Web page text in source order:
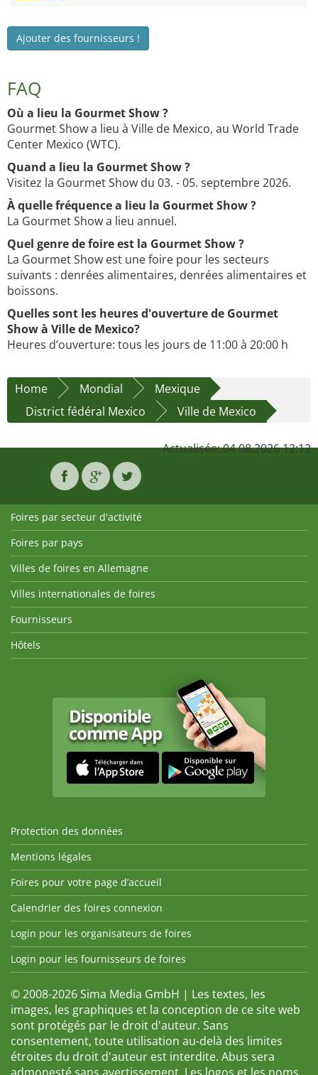
Ajouter des fournisseurs !
FAQ
Où a lieu la Gourmet Show ?
Gourmet Show a lieu à Ville de Mexico, au World Trade
Center Mexico (WTC).
Quand a lieu la Gourmet Show ?
Visitez la Gourmet Show du 03. - 05. septembre 2026.
À quelle fréquence a lieu la Gourmet Show ?
La Gourmet Show a lieu annuel.
Quel genre de foire est la Gourmet Show ?
La Gourmet Show est une foire pour les secteurs
suivants : denrées alimentaires, denrées alimentaires et
boissons.
Quelles sont les heures d'ouverture de Gourmet
Show à Ville de Mexico?
Heures d’ouverture: tous les jours de 11:00 à 20:00 h
Home Mondial
Mexique
District fédéral Mexico
Ville de Mexico
Actualisée: 04.08.2026 12:12
Foires par secteur d'activité
Foires par pays
Villes de foires en Allemagne
Villes internationales de foires
Fournisseurs
Hôtels
Protection des données
Mentions légales
Foires pour votre page d’accueil
Calendrier des foires connexion
Login pour les organisateurs de foires
Login pour les fournisseurs de foires
© 2008-2026 Sima Media GmbH | Les textes, les
images, les graphiques et la conception de ce site web
sont protégés par le droit d'auteur. Sans
consentement, toute utilisation au-delà des limites
étroites du droit d'auteur est interdite. Abus sera